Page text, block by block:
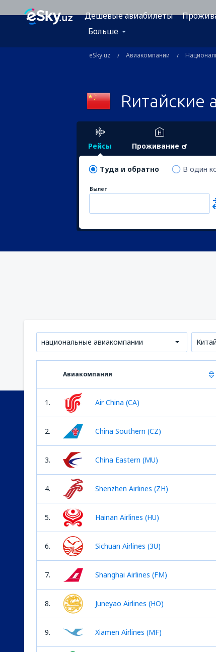
Дешевые авиабилеты
Больше
eSky.uz Авиакомпании
Rитайские
Рейсы Проживание
Туда и обратно В один
Вылет
национальные авиакомпании Китай
Авиакомпания
1. Air China (CA)
2. China Southern (CZ)
3. China Eastern (MU)
4. Shenzhen Airlines (ZH)
5. Hainan Airlines (HU)
6. Sichuan Airlines (3U)
7. Shanghai Airlines (FM)
8. Juneyao Airlines (HO)
9. Xiamen Airlines (MF)